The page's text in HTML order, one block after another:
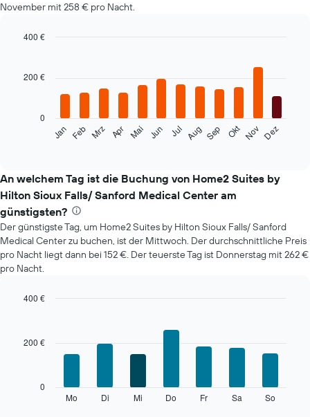
November mit 258 € pro Nacht.
with
folgende
den
durchschnittlichen
Zimmerpreis
im
jeweiligen
Monat
an.
Das
hat
die
anzeigt.
Jan Feb Mrz Apr Mai Jun Jul Aug Sep Okt Nov Dez
0
200 €
400 €
An welchem Tag ist die Buchung von Home2 Suites by
Hilton Sioux Falls/ Sanford Medical Center am
günstigsten?
Der günstigste Tag, um Home2 Suites by Hilton Sioux Falls/ Sanford
Medical Center zu buchen, ist der Mittwoch. Der durchschnittliche Preis
pro Nacht liegt dann bei 152 €. Der teuerste Tag ist Donnerstag mit 262 €
pro Nacht.
Mo Di Mi Do Fr Sa So
0
200 €
400 €